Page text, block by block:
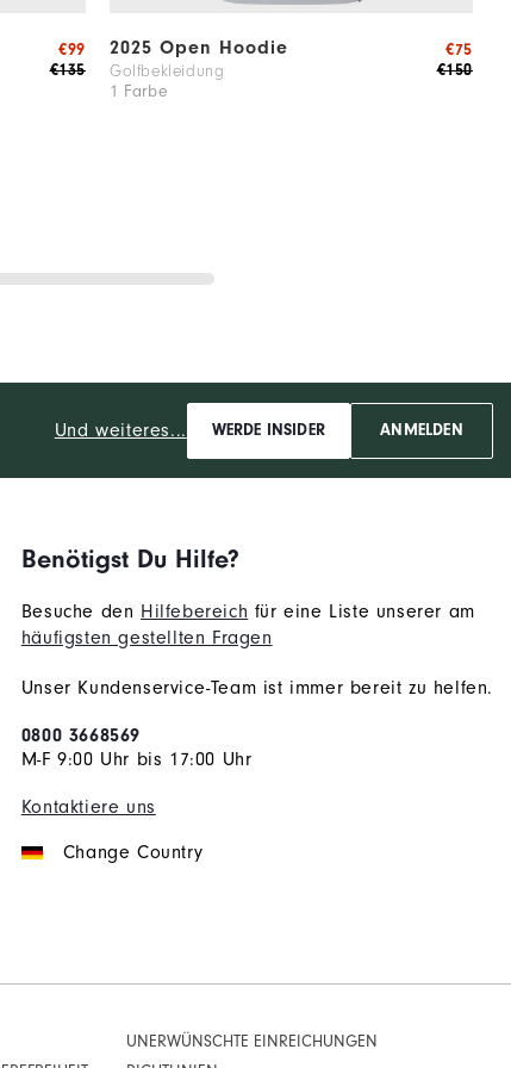
€135
€99 2025 Open Hoodie
Golfbekleidung
1 Farbe
€150
€75
Und weiteres... WERDE INSIDER ANMELDEN
Benötigst Du Hilfe?
Besuche den Hilfebereich für eine Liste unserer am
häufigsten gestellten Fragen
Unser Kundenservice-Team ist immer bereit zu helfen.
0800 3668569
M-F 9:00 Uhr bis 17:00 Uhr
Kontaktiere uns
Change Country
UNERWÜNSCHTE EINREICHUNGEN